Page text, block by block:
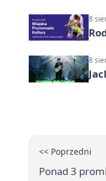
8
8
<< Poprzedni
Ponad 3